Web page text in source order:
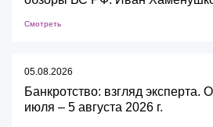
Смотреть
05.08.2026
Банкротство: взгляд эксперта.
июля – 5 августа 2026 г.